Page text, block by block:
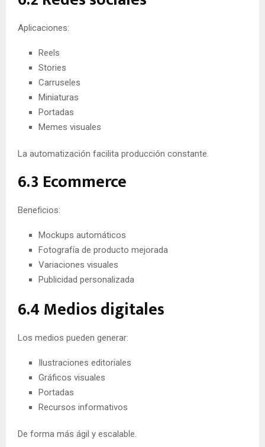
Aplicaciones:
Reels
Stories
Carruseles
Miniaturas
Portadas
Memes visuales
La automatización facilita producción constante.
6.3 Ecommerce
Beneficios:
Mockups automáticos
Fotografía de producto mejorada
Variaciones visuales
Publicidad personalizada
6.4 Medios digitales
Los medios pueden generar:
Ilustraciones editoriales
Gráficos visuales
Portadas
Recursos informativos
De forma más ágil y escalable.